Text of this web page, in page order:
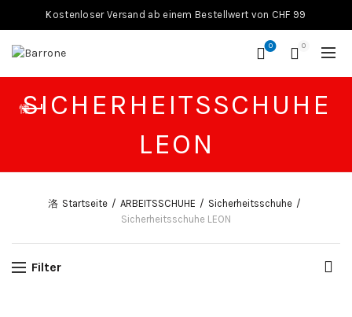
Kostenloser Versand ab einem Bestellwert von CHF 99
0 0
SICHERHEITSSCHUHE
LEON
Startseite ARBEITSSCHUHE
Sicherheitsschuhe
Sicherheitsschuhe LEON
Filter